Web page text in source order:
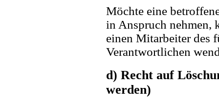
Möchte eine
in Anspruch nehmen,
einen Mitarbeiter des
Verantwortlichen
d) Recht auf
werden)